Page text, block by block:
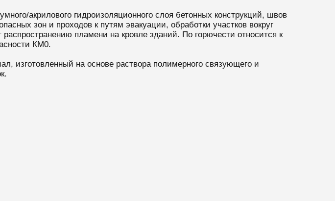
акрилового гидроизоляционного слоя бетонных конструкций, швов
зон и проходов к путям эвакуации, обработки участков вокруг
распространению пламени на кровле зданий. По горючести относится к
КМ0.
изготовленный на основе раствора полимерного связующего и